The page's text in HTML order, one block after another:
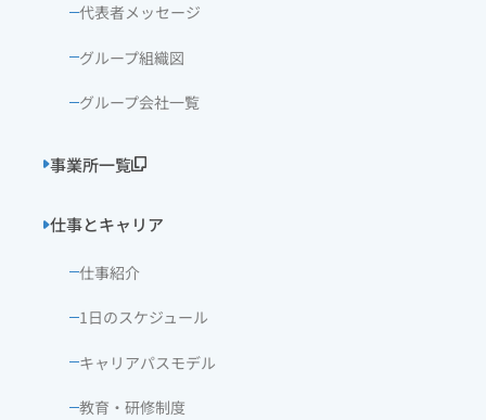
代表者メッセージ
グループ組織図
グループ会社一覧
事業所一覧
仕事とキャリア
仕事紹介
1日のスケジュール
キャリアパスモデル
教育・研修制度